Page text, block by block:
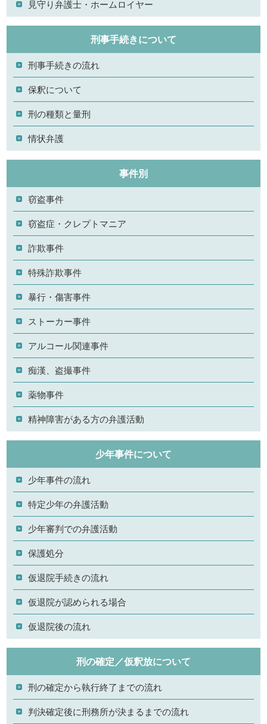
見守り弁護士・ホームロイヤー
刑事手続きについて
刑事手続きの流れ
保釈について
刑の種類と量刑
情状弁護
事件別
窃盗事件
窃盗症・クレプトマニア
詐欺事件
特殊詐欺事件
暴行・傷害事件
ストーカー事件
アルコール関連事件
痴漢、盗撮事件
薬物事件
精神障害がある方の弁護活動
少年事件について
少年事件の流れ
特定少年の弁護活動
少年審判での弁護活動
保護処分
仮退院手続きの流れ
仮退院が認められる場合
仮退院後の流れ
刑の確定／仮釈放について
刑の確定から執行終了までの流れ
判決確定後に刑務所が決まるまでの流れ